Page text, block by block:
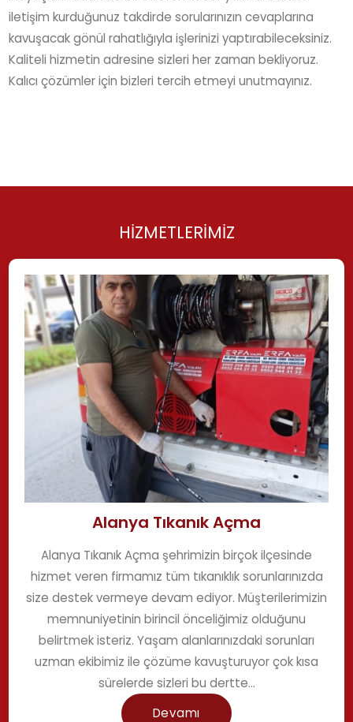
iletişim kurduğunuz takdirde sorularınızın cevaplarına
kavuşacak gönül rahatlığıyla işlerinizi yaptırabileceksiniz.
Kaliteli hizmetin adresine sizleri her zaman bekliyoruz.
Kalıcı çözümler için bizleri tercih etmeyi unutmayınız.
HİZMETLERİMİZ
Alanya Tıkanık Açma
Alanya Tıkanık Açma şehrimizin birçok ilçesinde
hizmet veren firmamız tüm tıkanıklık sorunlarınızda
size destek vermeye devam ediyor. Müşterilerimizin
memnuniyetinin birincil önceliğimiz olduğunu
belirtmek isteriz. Yaşam alanlarınızdaki sorunları
uzman ekibimiz ile çözüme kavuşturuyor çok kısa
sürelerde sizleri bu dertte...
Devamı